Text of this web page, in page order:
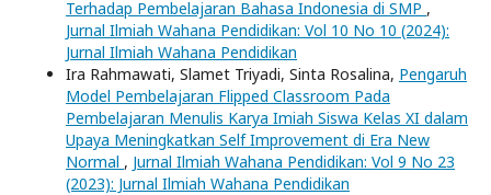
Terhadap Pembelajaran Bahasa Indonesia di SMP ,
Jurnal Ilmiah Wahana Pendidikan: Vol 10 No 10 (2024):
Jurnal Ilmiah Wahana Pendidikan
Ira Rahmawati, Slamet Triyadi, Sinta Rosalina, Pengaruh
Model Pembelajaran Flipped Classroom Pada
Pembelajaran Menulis Karya Imiah Siswa Kelas XI dalam
Upaya Meningkatkan Self Improvement di Era New
Normal , Jurnal Ilmiah Wahana Pendidikan: Vol 9 No 23
(2023): Jurnal Ilmiah Wahana Pendidikan